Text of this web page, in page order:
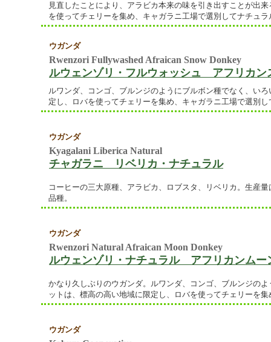
見直したことにより、アラビカ本来の味を引き出すことが出
を使ってチェリーを集め、キャガラニ工場で選別してナチュ
ウガンダ
Rwenzori Fullywashed Afraican Snow Donkey
ルウェンゾリ・フルウォッシュ アフリカン
ルワンダ、コンゴ、ブルンジのようにブルボン種でなく、い
定し、ロバを使ってチェリーを集め、キャガラニ工場で選別
ウガンダ
Kyagalani Liberica Natural
チャガラニ リベリカ・ナチュラル
コーヒーの三大原種、アラビカ、ロブスタ、リベリカ。生産
品種。
ウガンダ
Rwenzori Natural Afraican Moon Donkey
ルウェンゾリ・ナチュラル アフリカンムー
かなり久しぶりのウガンダ。ルワンダ、コンゴ、ブルンジの
ットは、標高の高い地域に限定し、ロバを使ってチェリーを
ウガンダ